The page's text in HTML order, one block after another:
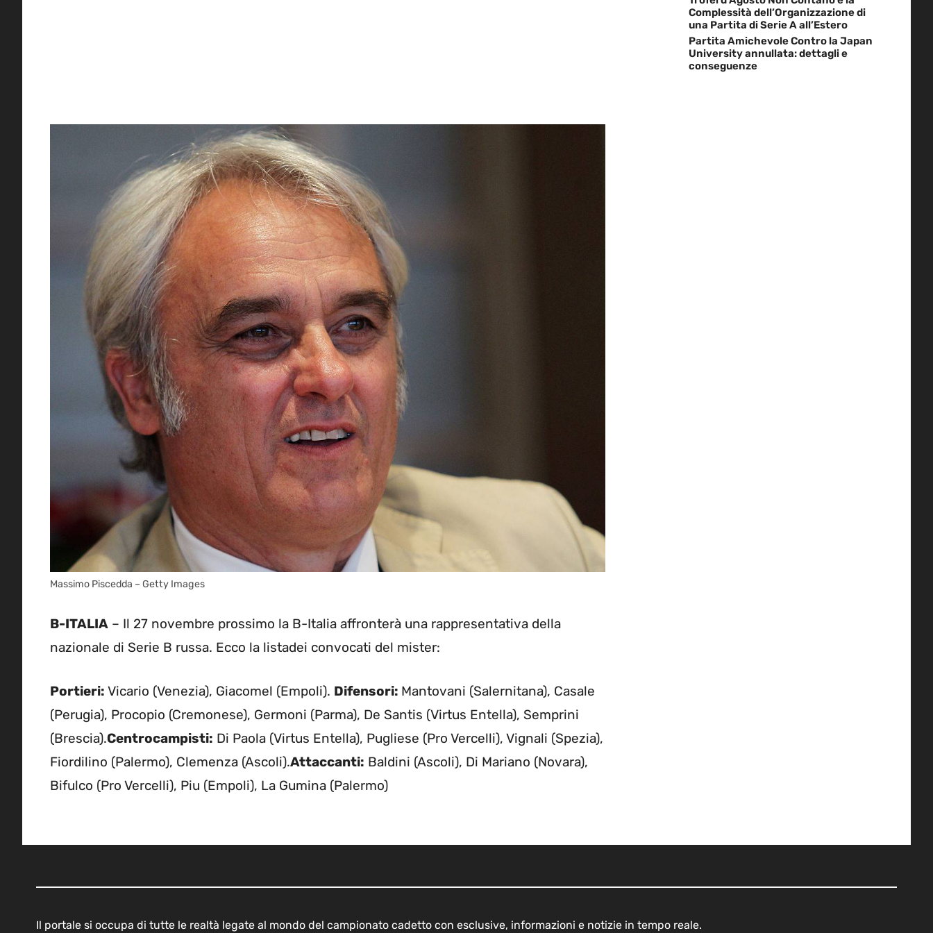
Massimo Piscedda – Getty Images
B-ITALIA – Il 27 novembre prossimo la B-Italia affronterà una rappresentativa della
nazionale di Serie B russa. Ecco la listadei convocati del mister:
Portieri: Vicario (Venezia), Giacomel (Empoli). Difensori: Mantovani (Salernitana), Casale
(Perugia), Procopio (Cremonese), Germoni (Parma), De Santis (Virtus Entella), Semprini
(Brescia).Centrocampisti: Di Paola (Virtus Entella), Pugliese (Pro Vercelli), Vignali (Spezia),
Fiordilino (Palermo), Clemenza (Ascoli).Attaccanti: Baldini (Ascoli), Di Mariano (Novara),
Bifulco (Pro Vercelli), Piu (Empoli), La Gumina (Palermo)
Complessità dell’Organizzazione di
una Partita di Serie A all’Estero
Partita Amichevole Contro la Japan
University annullata: dettagli e
conseguenze
Il portale si occupa di tutte le realtà legate al mondo del campionato cadetto con esclusive, informazioni e notizie in tempo reale.